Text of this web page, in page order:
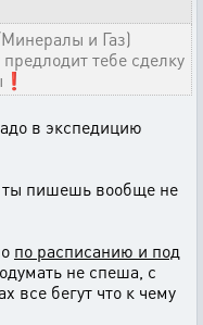
и Газ)
тебе сделку
в экспедицию
ты пишешь вообще не
по расписанию и под
не спеша, с
все бегут что к чему